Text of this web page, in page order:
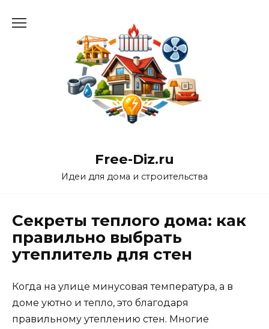
Free-Diz.ru
Идеи для дома и строительства
Секреты теплого дома: как
правильно выбрать
утеплитель для стен
Когда на улице минусовая температура, а в
доме уютно и тепло, это благодаря
правильному утеплению стен. Многие